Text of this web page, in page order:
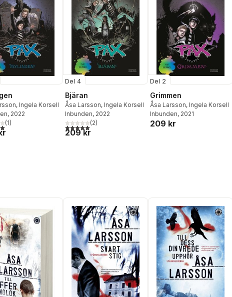
, Ingela Korsell
, 2022
5 stjärnor. Totalt antal röster:
(1)
Del 4
Bjäran
Åsa Larsson, Ingela Korsell
Inbunden, 2022
5,0utav 5 stjärnor. Totalt antal röster:
(2)
209 kr
Del 2
Grimmen
Åsa Larsson, Ingela Korsell
Inbunden, 2021
209 kr